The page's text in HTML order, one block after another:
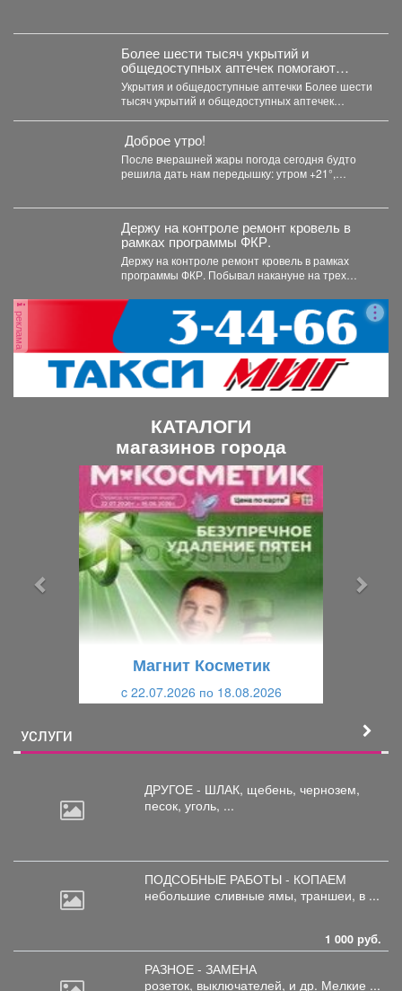
Более шести тысяч укрытий и
общедоступных аптечек помогают
обеспечить безопасность жителей
Кузбасса.
Укрытия и общедоступные аптечки Более шести
тысяч укрытий и общедоступных аптечек
Доброе утро!
После вчерашней жары погода сегодня будто
решила дать нам передышку: утром +21°,
Держу на контроле ремонт кровель в
рамках программы ФКР.
Держу на контроле ремонт кровель в рамках
программы ФКР. Побывал накануне на трех
реклама
КАТАЛОГИ
магазинов города
Магнит Косметик
c 22.07.2026 по 18.08.2026
УСЛУГИ
ДРУГОЕ - ШЛАК, щебень, чернозем,
песок, уголь, ...
ПОДСОБНЫЕ РАБОТЫ - КОПАЕМ
небольшие сливные ямы, траншеи, в ...
1 000 руб.
РАЗНОЕ - ЗАМЕНА
розеток, выключателей, и др. Мелкие ...